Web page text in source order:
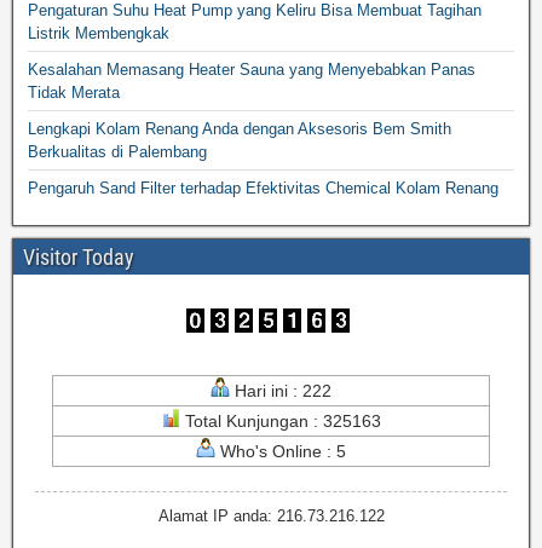
Pengaturan Suhu Heat Pump yang Keliru Bisa Membuat Tagihan
Listrik Membengkak
Kesalahan Memasang Heater Sauna yang Menyebabkan Panas
Tidak Merata
Lengkapi Kolam Renang Anda dengan Aksesoris Bem Smith
Berkualitas di Palembang
Pengaruh Sand Filter terhadap Efektivitas Chemical Kolam Renang
Visitor Today
Hari ini : 222
Total Kunjungan : 325163
Who's Online : 5
Alamat IP anda: 216.73.216.122